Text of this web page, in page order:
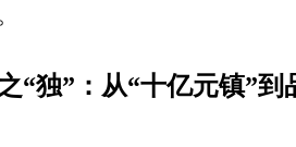
“独”：从“十亿元镇”到